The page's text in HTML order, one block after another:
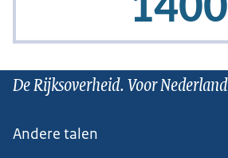
De Rijksoverheid. Voor Nederland
Andere talen